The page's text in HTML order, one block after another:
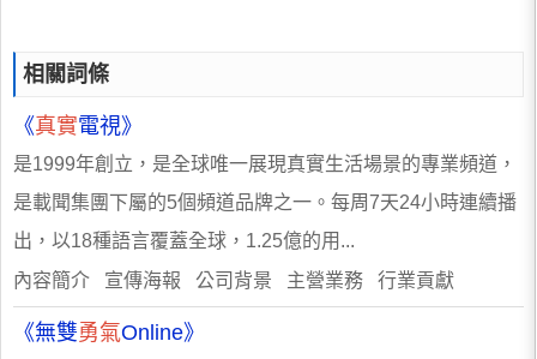
相關詞條
《真實電視》
是1999年創立，是全球唯一展現真實生活場景的專業頻道，
是載聞集團下屬的5個頻道品牌之一。每周7天24小時連續播
出，以18種語言覆蓋全球，1.25億的用...
內容簡介 宣傳海報 公司背景 主營業務 行業貢獻
《無雙勇氣Online》